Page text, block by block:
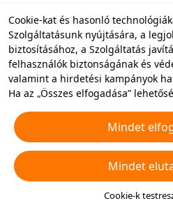
Cookie-kat és hasonló
Szolgáltatásunk nyújtására, a
biztosításához, a Szolgáltatás
felhasználók biztonságának és
valamint a hirdetési kampányok
Ha az „Összes elfogadása”
hasonló technológiákat tároljunk
Elutasíthatja az összes nem
„Cookie-k testreszabása” gombra
beállításoknál bármikor
cookie-kat szeretné elfogadni
Cookie-kra és
Mindet
Mindet
Cookie-k